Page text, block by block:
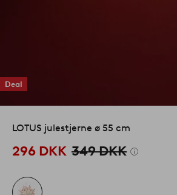
Deal
LOTUS julestjerne ø 55 cm
296 DKK 349 DKK